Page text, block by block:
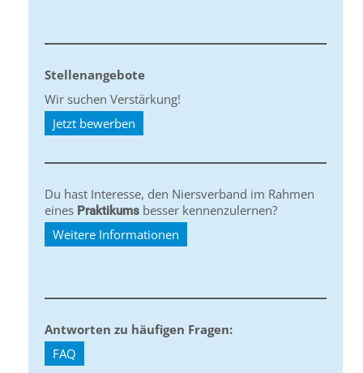
Stellenangebote
Wir suchen Verstärkung!
Jetzt bewerben
Du hast Interesse, den Niersverband im Rahmen
eines Praktikums besser kennenzulernen?
Weitere Informationen
Antworten zu häufigen Fragen:
FAQ